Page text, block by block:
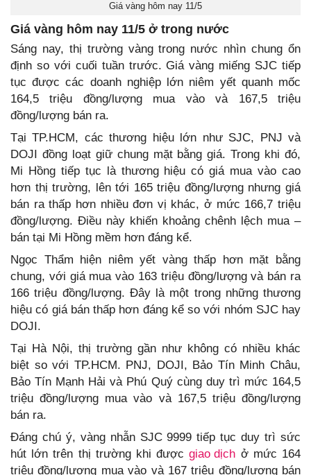
Giá vàng hôm nay 11/5
Giá vàng hôm nay 11/5 ở trong nước
Sáng nay, thị trường vàng trong nước nhìn chung ổn
định so với cuối tuần trước. Giá vàng miếng SJC tiếp
tục được các doanh nghiệp lớn niêm yết quanh mốc
164,5 triệu đồng/lượng mua vào và 167,5 triệu
đồng/lượng bán ra.
Tại TP.HCM, các thương hiệu lớn như SJC, PNJ và
DOJI đồng loạt giữ chung mặt bằng giá. Trong khi đó,
Mi Hồng tiếp tục là thương hiệu có giá mua vào cao
hơn thị trường, lên tới 165 triệu đồng/lượng nhưng giá
bán ra thấp hơn nhiều đơn vị khác, ở mức 166,7 triệu
đồng/lượng. Điều này khiến khoảng chênh lệch mua –
bán tại Mi Hồng mềm hơn đáng kể.
Ngọc Thẩm hiện niêm yết vàng thấp hơn mặt bằng
chung, với giá mua vào 163 triệu đồng/lượng và bán ra
166 triệu đồng/lượng. Đây là một trong những thương
hiệu có giá bán thấp hơn đáng kể so với nhóm SJC hay
DOJI.
Tại Hà Nội, thị trường gần như không có nhiều khác
biệt so với TP.HCM. PNJ, DOJI, Bảo Tín Minh Châu,
Bảo Tín Mạnh Hải và Phú Quý cùng duy trì mức 164,5
triệu đồng/lượng mua vào và 167,5 triệu đồng/lượng
bán ra.
Đáng chú ý, vàng nhẫn SJC 9999 tiếp tục duy trì sức
hút lớn trên thị trường khi đượcgiao dịch ở mức 164
triệu đồng/lượng mua vào và 167 triệu đồng/lượng bán